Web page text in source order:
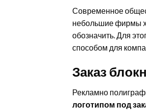
Современное
небольшие фирмы
обозначить. Для
способом для
Заказ
Рекламно
логотипом под